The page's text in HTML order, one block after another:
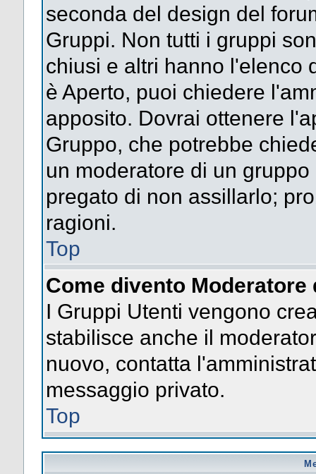
seconda del design del
Gruppi. Non tutti i gruppi
chiusi e altri hanno l'elenco
è Aperto, puoi chiedere
apposito. Dovrai ottenere
Gruppo, che potrebbe
un moderatore di un
pregato di non assillarlo;
ragioni.
Top
Come divento Moderatore
I Gruppi Utenti vengono
stabilisce anche il
nuovo, contatta
messaggio privato.
Top